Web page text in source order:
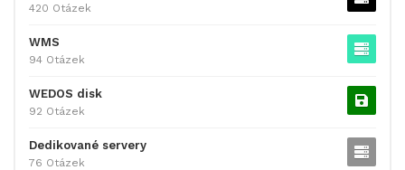
420 Otázek
WMS
94 Otázek
WEDOS disk
92 Otázek
Dedikované servery
76 Otázek